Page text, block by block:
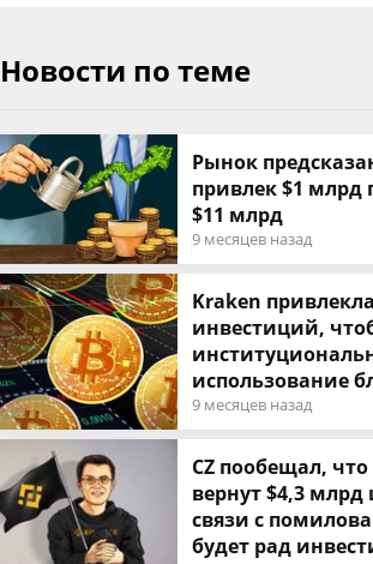
Новости по теме
Рынок
привлек $1 млрд
$11 млрд
9 месяцев назад
Kraken
инвестиций,
использование
9 месяцев назад
CZ пообещал,
вернут $4,3
связи с
будет рад